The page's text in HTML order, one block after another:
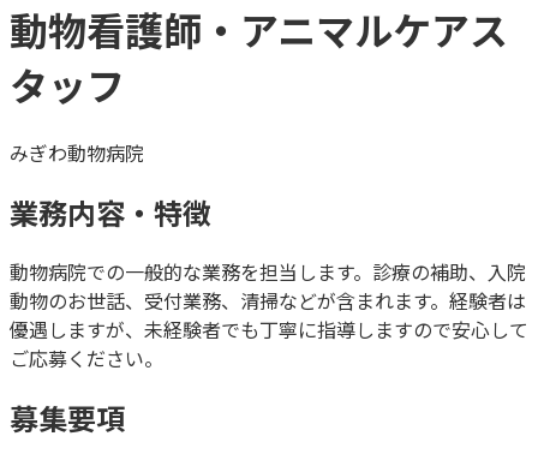
動物看護師・アニマルケアス
タッフ
みぎわ動物病院
業務内容・特徴
動物病院での一般的な業務を担当します。診療の補助、入院
動物のお世話、受付業務、清掃などが含まれます。経験者は
優遇しますが、未経験者でも丁寧に指導しますので安心して
ご応募ください。
募集要項